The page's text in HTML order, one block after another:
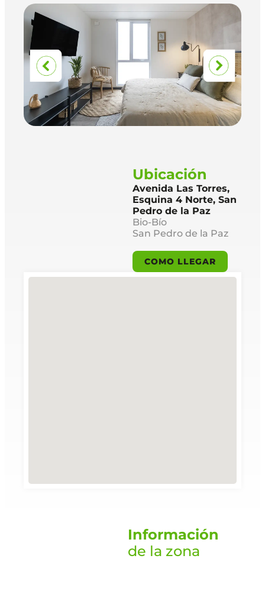
Ubicación
Avenida Las Torres,
Esquina 4 Norte, San
Pedro de la Paz
Bio-Bío
San Pedro de la Paz
COMO LLEGAR
Información
de la zona